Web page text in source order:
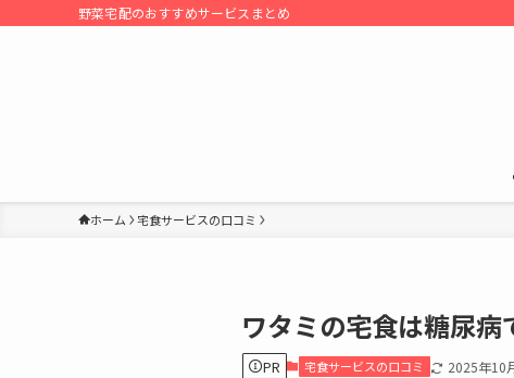
野菜宅配のおすすめサービスまとめ
ホーム 宅食サービスの口コミ
ワタミの宅食は糖尿病
PR 宅食サービスの口コミ 2025年10